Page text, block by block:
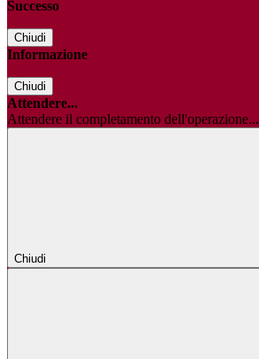
Successo
Chiudi
Informazione
Chiudi
Attendere...
Attendere il completamento dell'operazione...
Chiudi